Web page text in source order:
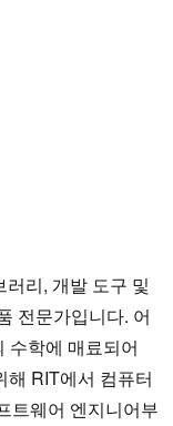
리, 개발 도구 및
전문가입니다. 어
수학에 매료되어
해 RIT에서 컴퓨터
트웨어 엔지니어부